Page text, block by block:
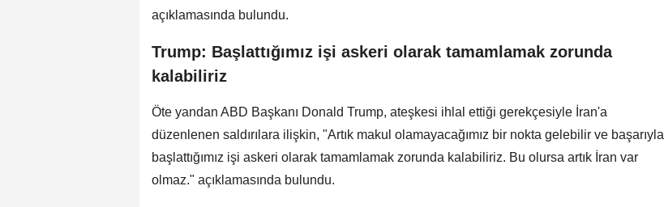
açıklamasında bulundu.
Trump: Başlattığımız işi askeri olarak tamamlamak zorunda
kalabiliriz
Öte yandan ABD Başkanı Donald Trump, ateşkesi ihlal ettiği gerekçesiyle İran'a
düzenlenen saldırılara ilişkin, "Artık makul olamayacağımız bir nokta gelebilir ve başarıyla
başlattığımız işi askeri olarak tamamlamak zorunda kalabiliriz. Bu olursa artık İran var
olmaz." açıklamasında bulundu.